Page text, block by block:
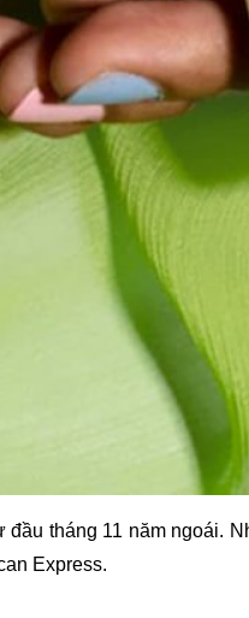
đầu tháng 11 năm
Express.